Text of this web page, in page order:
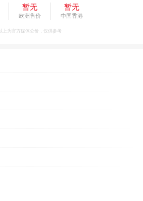
暂无
欧洲售价
暂无
中国香港
上为官方媒体公价，仅供参考